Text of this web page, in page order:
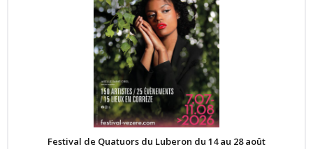
Festival de Quatuors du Luberon du 14 au 28 août